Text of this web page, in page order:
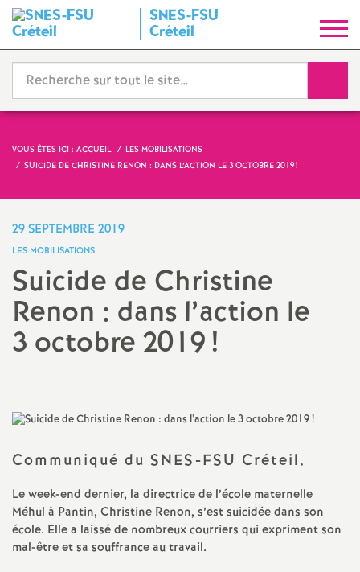
SNES-FSU
Créteil
y
n
d
i
a
t
i
o
VOUS ÊTES ICI : ACCUEIL
LES MOBILISATIONS
SUICIDE DE CHRISTINE RENON : DANS L’ACTION LE 3 OCTOBRE 2019!
29 SEPTEMBRE 2019
LES MOBILISATIONS
Suicide de Christine
Renon : dans l’action le
3 octobre 2019!
Communiqué du SNES-FSU Créteil.
Le week-end dernier, la directrice de l’école maternelle
Méhul à Pantin, Christine Renon, s’est suicidée dans son
école. Elle a laissé de nombreux courriers qui expriment son
mal-être et sa souffrance au travail.